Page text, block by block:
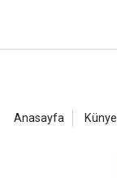
Anasayfa Künye